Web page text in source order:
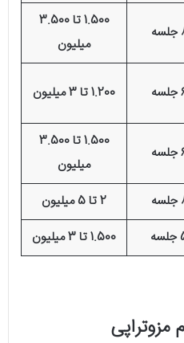
1.500 تا 3.500
میلیون
1.200 تا 3 میلیون
1.500 تا 3.500
میلیون
2 تا 5 میلیون
1.500 تا 3 میلیون
مزوتراپی